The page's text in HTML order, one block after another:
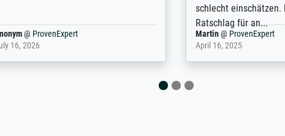
@ProvenExpert
2, 2025
repertoire. Highly
Anonym@ProvenExpert
April 22, 2026